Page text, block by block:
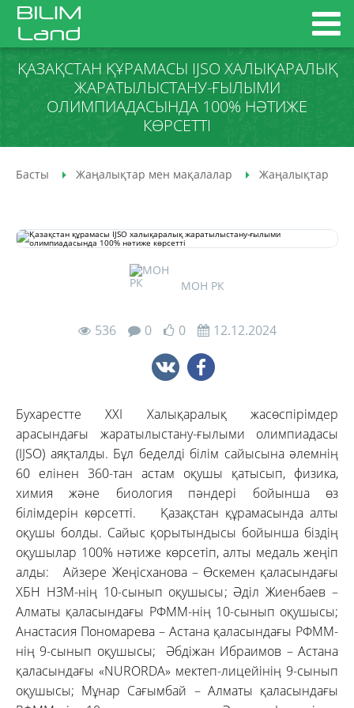
ҚАЗАҚСТАН ҚҰРАМАСЫ IJSO ХАЛЫҚАРАЛЫҚ
ЖАРАТЫЛЫСТАНУ-ҒЫЛЫМИ
ОЛИМПИАДАСЫНДА 100% НӘТИЖЕ
КӨРСЕТТІ
Басты Жаңалықтар мен мақалалар Жаңалықтар
МОН РК
536 0 0 12.12.2024
Бухарестте XXI Халықаралық жасөспірімдер
арасындағы жаратылыстану-ғылыми олимпиадасы
(IJSO) аяқталды. Бұл беделді білім сайысына әлемнің
60 елінен 360-тан астам оқушы қатысып, физика,
химия және биология пәндері бойынша өз
білімдерін көрсетті. Қазақстан құрамасында алты
оқушы болды. Сайыс қорытындысы бойынша біздің
оқушылар 100% нәтиже көрсетіп, алты медаль жеңіп
алды: Айзере Жеңісханова – Өскемен қаласындағы
ХБН НЗМ-нің 10-сынып оқушысы; Әділ Жиенбаев –
Алматы қаласындағы РФММ-нің 10-сынып оқушысы;
Анастасия Пономарева – Астана қаласындағы РФММ-
нің 9-сынып оқушысы; Әбдіжан Ибраимов – Астана
қаласындағы «NURORDA» мектеп-лицейінің 9-сынып
оқушысы; Мұнар Сағымбай – Алматы қаласындағы